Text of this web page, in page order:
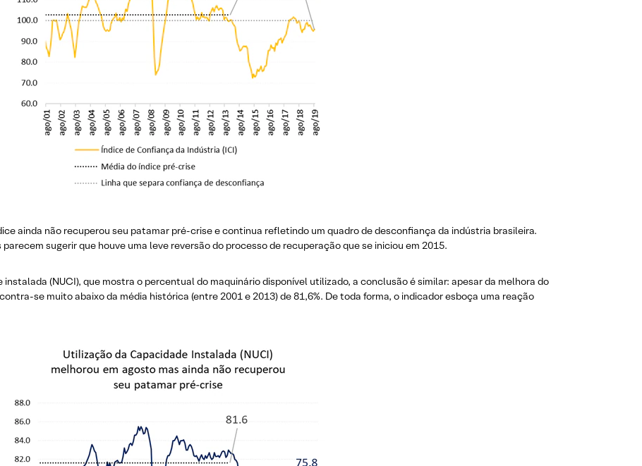
ainda não recuperou seu patamar pré-crise e continua refletindo um quadro de desconfiança da indústria brasileira.
sugerir que houve uma leve reversão do processo de recuperação que se iniciou em 2015.
(NUCI), que mostra o percentual do maquinário disponível utilizado, a conclusão é similar: apesar da melhora do
se muito abaixo da média histórica (entre 2001 e 2013) de 81,6%. De toda forma, o indicador esboça uma reação